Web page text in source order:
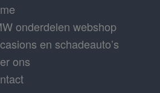
onderdelen webshop
en schadeauto’s
ons